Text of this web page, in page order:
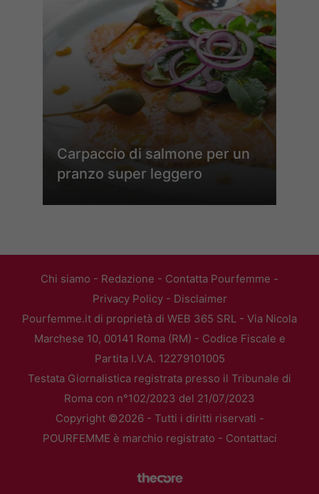
Carpaccio di salmone per un
pranzo super leggero
Chi siamo - Redazione - Contatta Pourfemme -
Privacy Policy- Disclaimer
Pourfemme.it di proprietà di WEB 365 SRL - Via Nicola
Marchese 10, 00141 Roma (RM) - Codice Fiscale e
Partita I.V.A. 12279101005
Testata Giornalistica registrata presso il Tribunale di
Roma con n°102/2023 del 21/07/2023
Copyright ©2026 - Tutti i diritti riservati -
POURFEMME è marchio registrato - Contattaci